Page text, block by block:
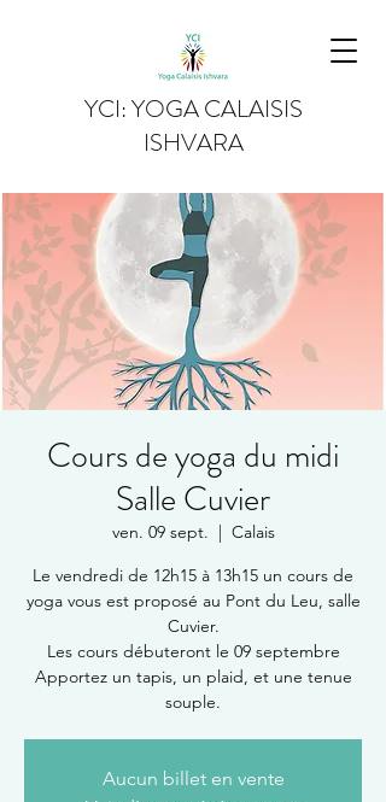
YCI: YOGA CALAISIS
ISHVARA
Cours de yoga du midi
Salle Cuvier
ven. 09 sept.
  |
Calais
Le vendredi de 12h15 à 13h15 un cours de
yoga vous est proposé au Pont du Leu, salle
Cuvier.
Les cours débuteront le 09 septembre
Apportez un tapis, un plaid, et une tenue
souple.
Aucun billet en vente